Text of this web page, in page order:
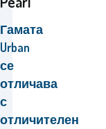
Гамата
Urban
се
отличава
с
отличителен